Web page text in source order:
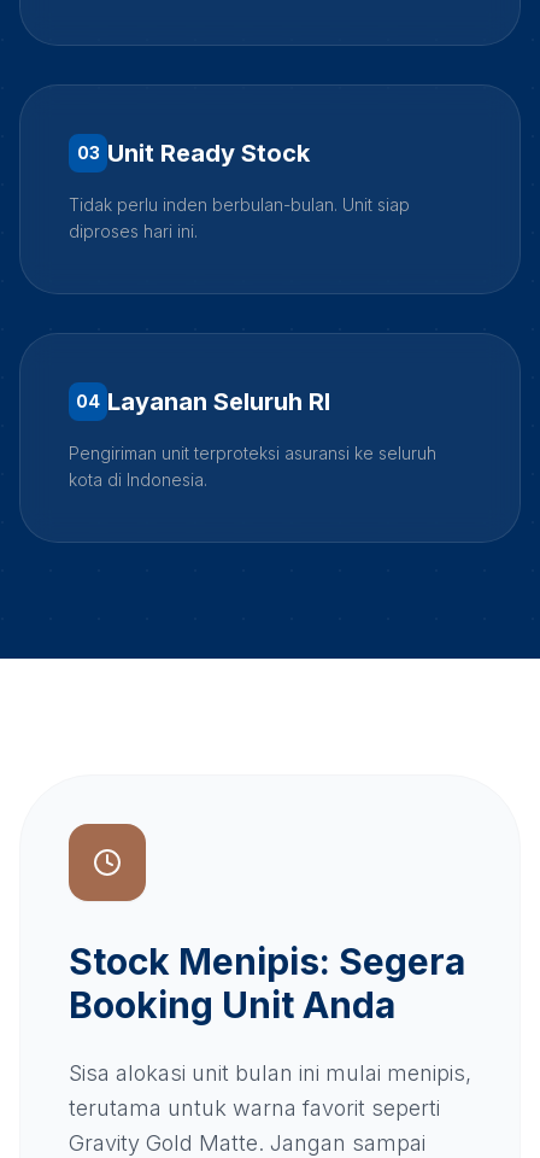
03 Unit Ready Stock
Tidak perlu inden berbulan-bulan. Unit siap
diproses hari ini.
04 Layanan Seluruh RI
Pengiriman unit terproteksi asuransi ke seluruh
kota di Indonesia.
Stock Menipis: Segera
Booking Unit Anda
Sisa alokasi unit bulan ini mulai menipis,
terutama untuk warna favorit seperti
Gravity Gold Matte. Jangan sampai